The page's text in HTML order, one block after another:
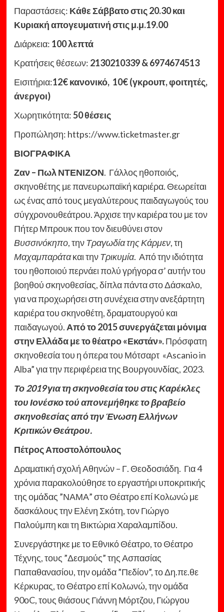
Παραστάσεις: Κάθε Σάββατο στις 20.30 και
Κυριακή απογευματινή στις μ.μ.19.00
Διάρκεια: 100 λεπτά
Κρατήσεις θέσεων: 2130210339 & 6974674513
Εισιτήρια:12€ κανονικό, 10€ (γκρουπ, φοιτητές,
άνεργοι)
Χωρητικότητα:50 θέσεις
Προπώληση: https://www.ticketmaster.gr
ΒΙΟΓΡΑΦΙΚΑ
Ζαν – Πωλ ΝΤΕΝΙΖΟΝ. Γάλλος ηθοποιός,
σκηνοθέτης με πανευρωπαϊκή καριέρα. Θεωρείται
ως ένας από τους μεγαλύτερους παιδαγωγούς του
σύγχρονουθεάτρου. Άρχισε την καριέρα του με τον
Πήτερ Μπρουκ που τον διευθύνει στον
Βυσσινόκηπο, τηνΤραγωδία της Κάρμεν, τη
Μαχαμπαράτακαι τηνΤρικυμία. Από την ιδιότητα
του ηθοποιού περνάει πολύ γρήγορα σ’ αυτήν του
βοηθού σκηνοθεσίας, δίπλα πάντα στο Δάσκαλο,
για να προχωρήσει στη συνέχεια στην ανεξάρτητη
καριέρα του σκηνοθέτη, δραματουργού και
παιδαγωγού. Από το 2015 συνεργάζεται μόνιμα
στην Ελλάδα με το θέατρο «Εκστάν».Πρόσφατη
σκηνοθεσία του η όπερα του Μότσαρτ «Αscanio in
Alba” για την περιφέρεια της Βουργουνδίας, 2023.
Το 2019 για τη σκηνοθεσία του στις Καρέκλες
του Ιονέσκο τού απονεμήθηκε το βραβείο
σκηνοθεσίας από την Ένωση Ελλήνων
Κριτικών Θεάτρου.
Πέτρος Αποστολόπουλος
Δραματική σχολή Αθηνών – Γ. Θεοδοσιάδη. Για 4
χρόνια παρακολούθησε το εργαστήρι υποκριτικής
της ομάδας ”ΝΑΜΑ” στο Θέατρο επί Κολωνώ με
δασκάλους την Ελένη Σκότη, τον Γιώργο
Παλούμπη και τη Βικτώρια Χαραλαμπίδου.
Συνεργάστηκε με το Εθνικό Θέατρο, το Θέατρο
Τέχνης, τους ”Δεσμούς” της Ασπασίας
Παπαθανασίου, την ομάδα ”Πεδίον”, το Δη.πε.θε
Κέρκυρας, το Θέατρο επί Κολωνώ, την ομάδα
90οC, τους θιάσους Γιάννη Μόρτζου, Γιώργου